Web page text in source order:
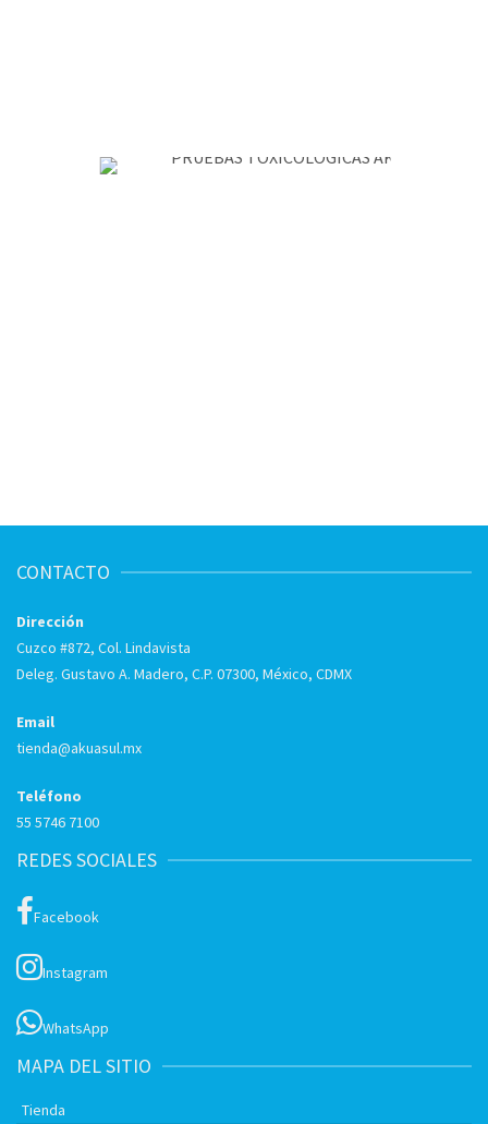
CONTACTO
Dirección
Cuzco #872, Col. Lindavista
Deleg. Gustavo A. Madero, C.P. 07300, México, CDMX
Email
tienda@akuasul.mx
Teléfono
55 5746 7100
REDES SOCIALES
Facebook
Instagram
WhatsApp
MAPA DEL SITIO
Tienda